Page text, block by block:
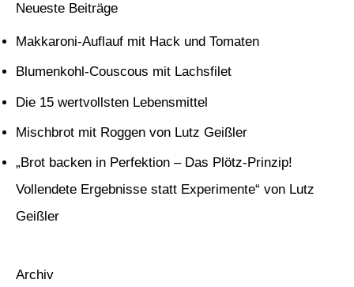
n
n
a
c
h
:
Neueste Beiträge
Makkaroni-Auflauf mit Hack und Tomaten
Blumenkohl-Couscous mit Lachsfilet
Die 15 wertvollsten Lebensmittel
Mischbrot mit Roggen von Lutz Geißler
„Brot backen in Perfektion – Das Plötz-Prinzip!
Vollendete Ergebnisse statt Experimente“ von Lutz
Geißler
Archiv